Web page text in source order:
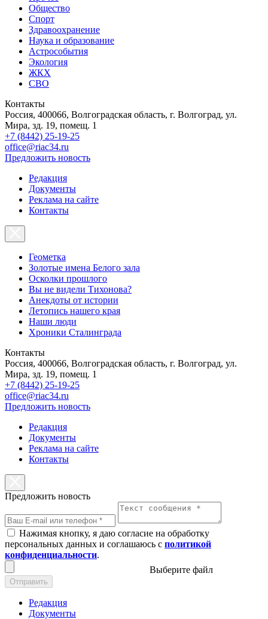
Общество
Спорт
Здравоохранение
Наука и образование
Астрособытия
Экология
ЖКХ
СВО
Контакты
Россия, 400066, Волгоградская область, г. Волгоград, ул.
Мира, зд. 19, помещ. 1
+7 (8442) 25-19-25
office@riac34.ru
Предложить новость
Редакция
Документы
Реклама на сайте
Контакты
Геометка
Золотые имена Белого зала
Осколки прошлого
Вы не видели Тихонова?
Анекдоты от истории
Летопись нашего края
Наши люди
Хроники Сталинграда
Контакты
Россия, 400066, Волгоградская область, г. Волгоград, ул.
Мира, зд. 19, помещ. 1
+7 (8442) 25-19-25
office@riac34.ru
Предложить новость
Редакция
Документы
Реклама на сайте
Контакты
Предложить новость
Нажимая кнопку, я даю согласие на обработку
персональных данных и соглашаюсь с политикой
конфиденциальности.
Выберите файл
Отправить
Редакция
Документы